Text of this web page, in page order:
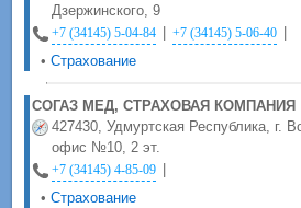
Дзержинского, 9
+7 (34145) 5-04-84 +7 (34145) 5-06-40
• Страхование
СОГАЗ МЕД, СТРАХОВАЯ КОМПАНИЯ
427430, Удмуртская Республика, г.
офис №10, 2 эт.
+7 (34145) 4-85-09
• Страхование